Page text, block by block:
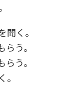
く。
う。
う。